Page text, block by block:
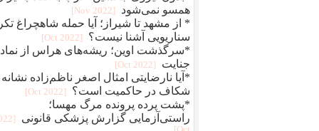
همسو نمی‌شود
[2022 Nov]
* از مشهد تا شیراز؛ آیا حمله شاهچراغ
سناریویی آشنا نیست؟
[2022 Oct]
*سرگذشت اوین؛ ریشه‌های هراس از نماد
جنایت
[2022 Oct]
*آیا نارضایتی امثال اصغر ناظم‌زاده نشانه
شکاف در حاکمیت است؟
[2022 Oct]
*پشت پرده پرونده مرگ مهسا؛
راستی‌آزمایی گزارش پزشکی قانونی